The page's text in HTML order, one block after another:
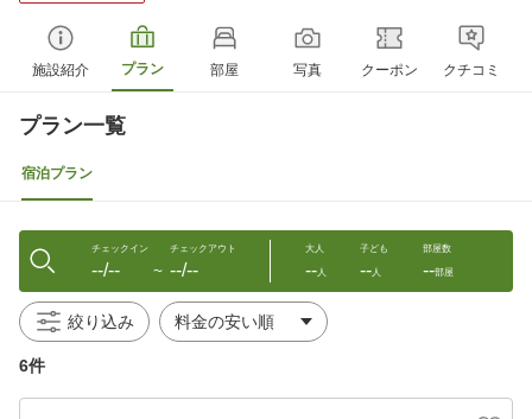
施設紹介 プラン 部屋 写真 クーポン クチコミ
プラン一覧
宿泊プラン
チェックイン
--/-- 〜
チェックアウト
--/--
大人
--人
子ども
--人
部屋数
--部屋
絞り込み
6件